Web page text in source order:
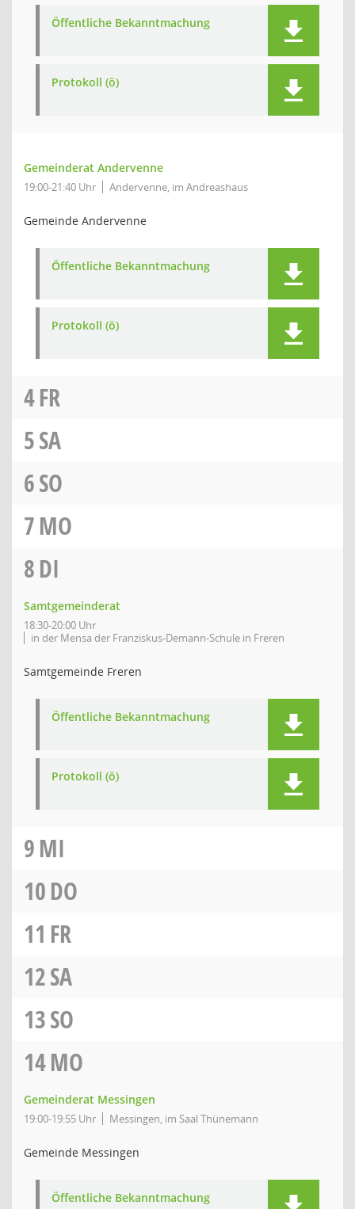
Öffentliche Bekanntmachung
Protokoll (ö)
Gemeinderat Andervenne
19:00-21:40 Uhr Andervenne, im Andreashaus
Gemeinde Andervenne
Öffentliche Bekanntmachung
Protokoll (ö)
4FR
5SA
6SO
7MO
8DI
Samtgemeinderat
18:30-20:00 Uhr
in der Mensa der Franziskus-Demann-Schule in Freren
Samtgemeinde Freren
Öffentliche Bekanntmachung
Protokoll (ö)
9MI
10DO
11 FR
12SA
13SO
14MO
Gemeinderat Messingen
19:00-19:55 Uhr Messingen, im Saal Thünemann
Gemeinde Messingen
Öffentliche Bekanntmachung